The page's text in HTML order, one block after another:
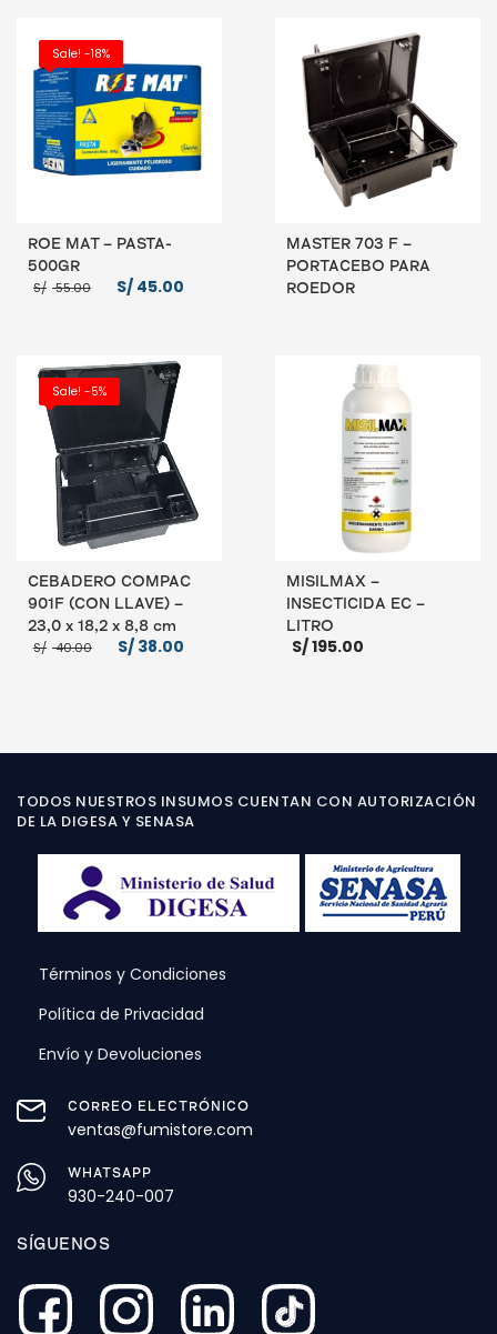
Sale! -18%
ROE MAT – PASTA-
500GR
S/ 55.00 El
precio
S/ 45.00
AÑADIR AL CARRITO
MASTER 703 F –
PORTACEBO PARA
ROEDOR
Sale! -5%
CEBADERO COMPAC
901F (CON LLAVE) –
23,0 x 18,2 x 8,8 cm
S/ 40.00 El
precio
S/ 38.00
MISILMAX –
INSECTICIDA EC –
LITRO
S/195.00
TODOS NUESTROS INSUMOS CUENTAN CON AUTORIZACIÓN
DE LA DIGESA Y SENASA
Términos y Condiciones
Política de Privacidad
Envío y Devoluciones
CORREO ELECTRÓNICO
ventas@fumistore.com
WHATSAPP
930-240-007
SÍGUENOS